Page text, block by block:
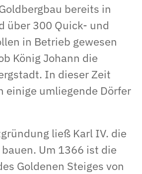
bereits in
über 300 Quick- und
in Betrieb gewesen
König Johann die
In dieser Zeit
einige umliegende Dörfer
ließ Karl IV. die
Um 1366 ist die
Goldenen Steiges von